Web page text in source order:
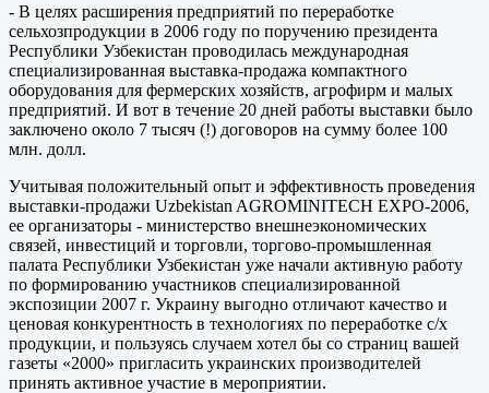
- В целях расширения предприятий по переработке
сельхозпродукции в 2006 году по поручению президента
Республики Узбекистан проводилась международная
специализированная выставка-продажа компактного
оборудования для фермерских хозяйств, агрофирм и малых
предприятий. И вот в течение 20 дней работы выставки было
заключено около 7 тысяч (!) договоров на сумму более 100
млн. долл.
Учитывая положительный опыт и эффективность проведения
выставки-продажи Uzbekistan AGROMINITECH EXPO-2006,
ее организаторы - министерство внешнеэкономических
связей, инвестиций и торговли, торгово-промышленная
палата Республики Узбекистан уже начали активную работу
по формированию участников специализированной
экспозиции 2007 г. Украину выгодно отличают качество и
ценовая конкурентность в технологиях по переработке с/х
продукции, и пользуясь случаем хотел бы со страниц вашей
газеты «2000» пригласить украинских производителей
принять активное участие в мероприятии.